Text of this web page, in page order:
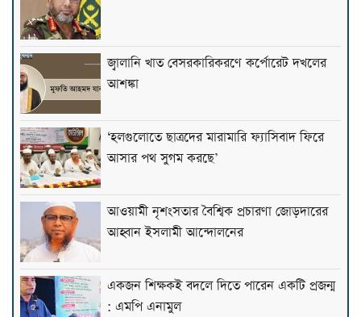
জ্বালানি খাত বেসরকারিকরণে কর্পোরেট দখলের
আশঙ্কা
‘হলগুলোতে ছাত্রদের মারামারি ফ্যাসিবাদ ফিরে
আসার পথ সুগম করছে’
আওয়ামী নৃশংসতার বৈশ্বিক প্রচারণা জোড়দারের
আহ্বান ইসলামী আন্দোলনের
একজন শিক্ষকই বদলে দিতে পারেন একটি প্রজন্ম
: এমপি এনামুল